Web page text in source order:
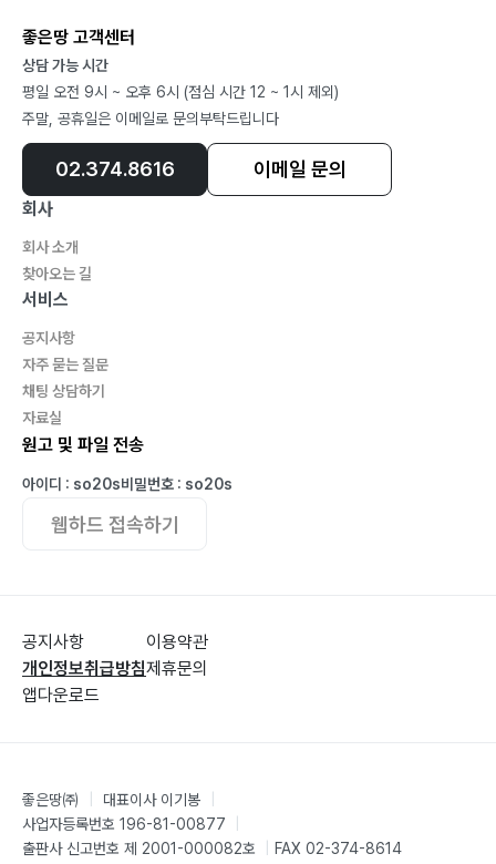
좋은땅 고객센터
상담 가능 시간
평일 오전 9시 ~ 오후 6시 (점심 시간 12 ~ 1시 제외)
주말, 공휴일은 이메일로 문의부탁드립니다
02.374.8616 이메일 문의
회사
회사 소개
찾아오는 길
서비스
공지사항
자주 묻는 질문
채팅 상담하기
자료실
원고 및 파일 전송
아이디 : so20s비밀번호 : so20s
웹하드 접속하기
공지사항
개인정보취급방침
앱다운로드
이용약관
제휴문의
좋은땅㈜ 대표이사 이기봉
사업자등록번호 196-81-00877
출판사 신고번호 제 2001-000082호
FAX 02-374-8614